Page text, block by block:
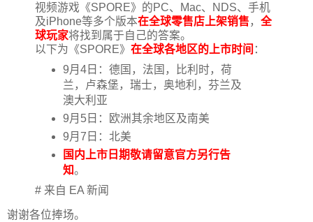
视频游戏《SPORE》的PC、Mac、NDS、手机
及iPhone等多个版本在全球零售店上架销售， 全
球玩家将找到属于自己的答案。
以下为《SPORE》 在全球各地区的上市时间 ：
9月4日：德国，法国，比利时，荷
兰，卢森堡，瑞士，奥地利，芬兰及
澳大利亚
9月5日：欧洲其余地区及南美
9月7日：北美
国内上市日期敬请留意官方另行告
知。
# 来自 EA 新闻
谢谢各位捧场。